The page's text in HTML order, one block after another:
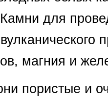
для
магния и
пористые и